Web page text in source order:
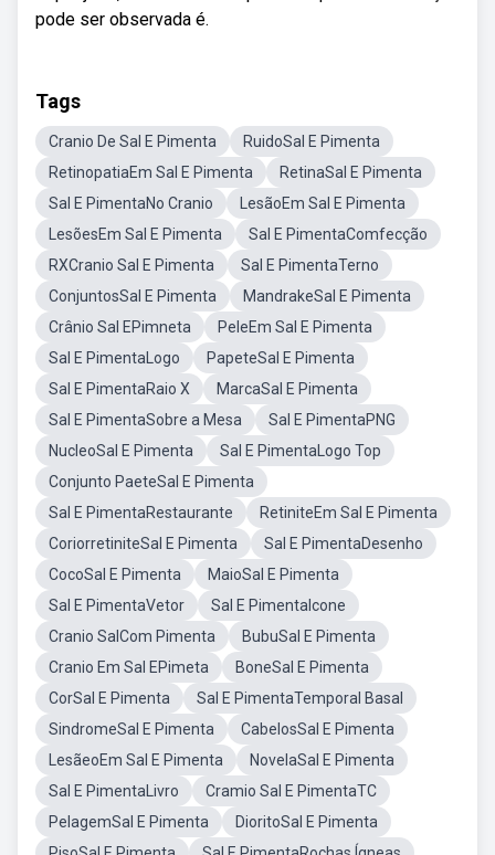
pode ser observada é.
Tags
Cranio De Sal E Pimenta
RuidoSal E Pimenta
RetinopatiaEm Sal E Pimenta
RetinaSal E Pimenta
Sal E PimentaNo Cranio
LesãoEm Sal E Pimenta
LesõesEm Sal E Pimenta
Sal E PimentaComfecção
RXCranio Sal E Pimenta
Sal E PimentaTerno
ConjuntosSal E Pimenta
MandrakeSal E Pimenta
Crânio Sal EPimneta
PeleEm Sal E Pimenta
Sal E PimentaLogo
PapeteSal E Pimenta
Sal E PimentaRaio X
MarcaSal E Pimenta
Sal E PimentaSobre a Mesa
Sal E PimentaPNG
NucleoSal E Pimenta
Sal E PimentaLogo Top
Conjunto PaeteSal E Pimenta
Sal E PimentaRestaurante
RetiniteEm Sal E Pimenta
CoriorretiniteSal E Pimenta
Sal E PimentaDesenho
CocoSal E Pimenta
MaioSal E Pimenta
Sal E PimentaVetor
Sal E PimentaIcone
Cranio SalCom Pimenta
BubuSal E Pimenta
Cranio Em Sal EPimeta
BoneSal E Pimenta
CorSal E Pimenta
Sal E PimentaTemporal Basal
SindromeSal E Pimenta
CabelosSal E Pimenta
LesãeoEm Sal E Pimenta
NovelaSal E Pimenta
Sal E PimentaLivro
Cramio Sal E PimentaTC
PelagemSal E Pimenta
DioritoSal E Pimenta